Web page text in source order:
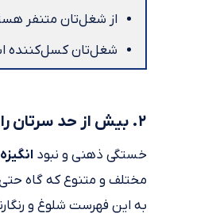
از شغل‌تان متنفر
شغل‌تان کسل‌کننده
خستگی ذهنی و نبود انگیزه
مختلف و متنوع که گاه
به این فهرست شلوغ و